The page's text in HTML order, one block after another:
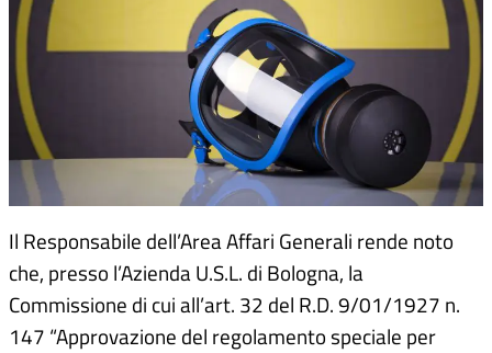
Il Responsabile dell’Area Affari Generali rende noto
che, presso l’Azienda U.S.L. di Bologna, la
Commissione di cui all’art. 32 del R.D. 9/01/1927 n.
147 “Approvazione del regolamento speciale per